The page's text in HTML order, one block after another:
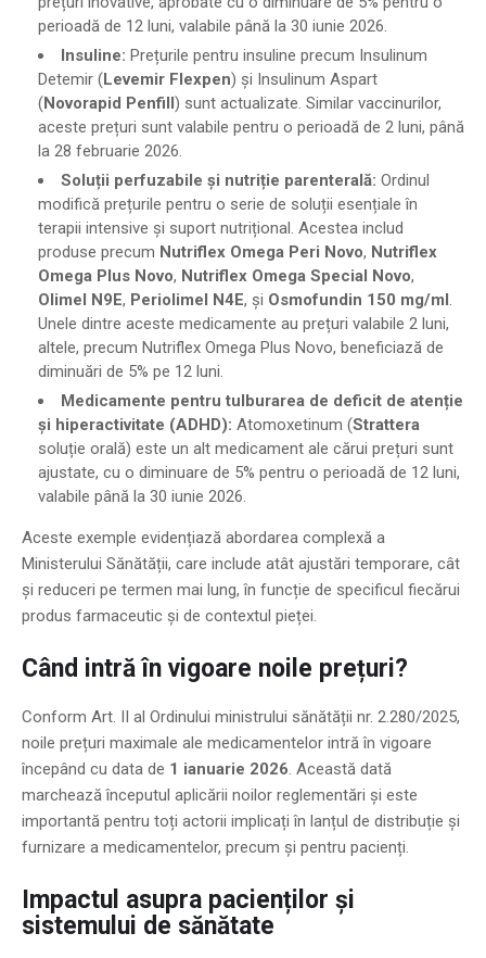
perioadă de 12 luni, valabile până la 30 iunie 2026.
Insuline: Prețurile pentru insuline precum Insulinum
Detemir (Levemir Flexpen) și Insulinum Aspart
(Novorapid Penfill) sunt actualizate. Similar vaccinurilor,
aceste prețuri sunt valabile pentru o perioadă de 2 luni, până
la 28 februarie 2026.
Soluții perfuzabile și nutriție parenterală: Ordinul
modifică prețurile pentru o serie de soluții esențiale în
terapii intensive și suport nutrițional. Acestea includ
produse precum Nutriflex Omega Peri Novo, Nutriflex
Omega Plus Novo, Nutriflex Omega Special Novo,
Olimel N9E, Periolimel N4E, și Osmofundin 150 mg/ml
Unele dintre aceste medicamente au prețuri valabile 2 luni,
altele, precum Nutriflex Omega Plus Novo, beneficiază de
diminuări de 5% pe 12 luni.
Medicamente pentru tulburarea de deficit de atenție
și hiperactivitate (ADHD): Atomoxetinum (Strattera
soluție orală) este un alt medicament ale cărui prețuri sunt
ajustate, cu o diminuare de 5% pentru o perioadă de 12 luni,
valabile până la 30 iunie 2026.
Aceste exemple evidențiază abordarea complexă a
Ministerului Sănătății, care include atât ajustări temporare, cât
și reduceri pe termen mai lung, în funcție de specificul fiecărui
produs farmaceutic și de contextul pieței.
Când intră în vigoare noile prețuri?
Conform Art. II al Ordinului ministrului sănătății nr. 2.280/2025,
noile prețuri maximale ale medicamentelor intră în vigoare
începând cu data de 1 ianuarie 2026 . Această dată
marchează începutul aplicării noilor reglementări și este
importantă pentru toți actorii implicați în lanțul de distribuție și
furnizare a medicamentelor, precum și pentru pacienți.
Impactul asupra pacienților și
sistemului de sănătate